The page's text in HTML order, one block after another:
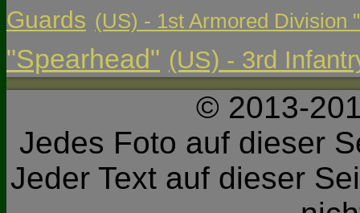
Guards (US) - 1st Armored Division
"Spearhead" (US) - 3rd
© 2013-
Jedes Foto auf dieser
Jeder Text auf dieser